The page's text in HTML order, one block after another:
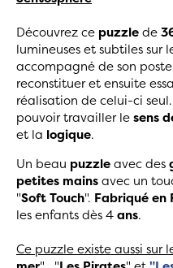
Découvrez ce puzzlede
lumineuses et subtiles sur
accompagné de son
reconstitueret ensuite
réalisation de celui-ci
pouvoir travailler lesens
et la logique.
Un beau puzzleavec des
petites mainsavec un
"Soft Touch". Fabriqué en
les enfants dès 4ans.
Ce puzzle existe aussi sur